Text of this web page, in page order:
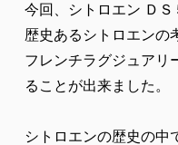
今回、シトロエン ＤＳ
歴史あるシトロエンの
フレンチラグジュアリ
ることが出来ました。
シトロエンの歴史の中